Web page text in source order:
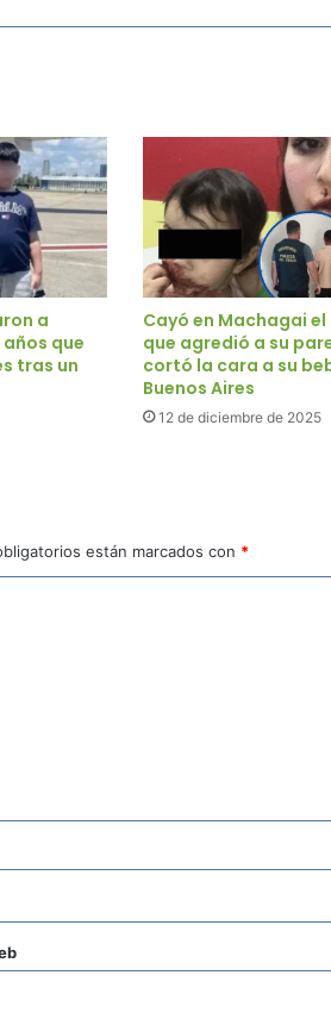
a
años que
tras un
Cayó en Machagai
que agredió a su
cortó la cara a su
Buenos Aires
12 de diciembre de 2025
están marcados con *